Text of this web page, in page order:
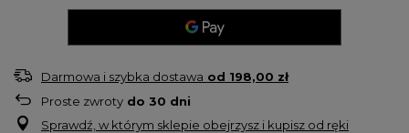
Darmowa i szybka dostawa od 198,00 zł
Proste zwroty do 30 dni
Sprawdź, w którym sklepie obejrzysz i kupisz od ręki